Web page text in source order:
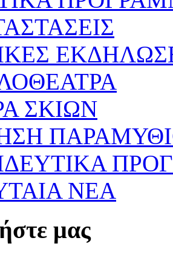
ΣΚΙΩΝ
ΝΕΑ
μας